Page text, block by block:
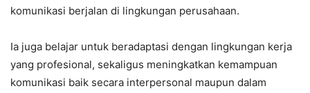
komunikasi berjalan di lingkungan perusahaan.
Ia juga belajar untuk beradaptasi dengan lingkungan kerja
yang profesional, sekaligus meningkatkan kemampuan
komunikasi baik secara interpersonal maupun dalam